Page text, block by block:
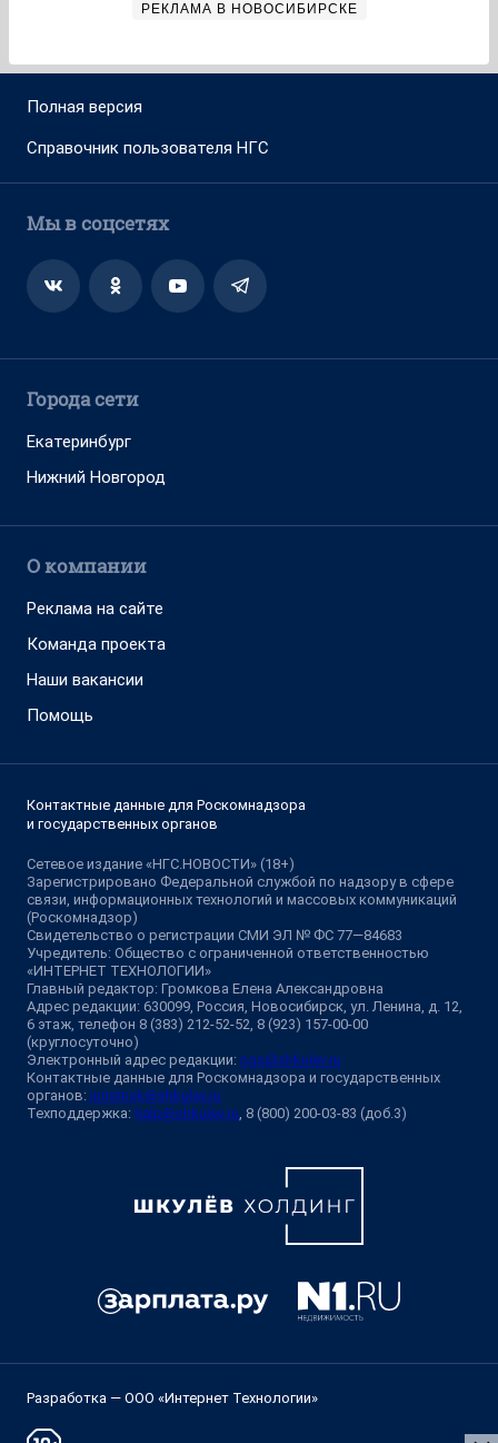
РЕКЛАМА В НОВОСИБИРСКЕ
Полная версия
Справочник пользователя НГС
Мы в соцсетях
Города сети
Екатеринбург
Нижний Новгород
О компании
Реклама на сайте
Команда проекта
Наши вакансии
Помощь
Контактные данные для Роскомнадзора
и государственных органов
Сетевое издание «НГС.НОВОСТИ» (18+)
Зарегистрировано Федеральной службой по надзору в сфере
связи, информационных технологий и массовых коммуникаций
(Роскомнадзор)
Свидетельство о регистрации СМИ ЭЛ № ФС 77—84683
Учредитель: Общество с ограниченной ответственностью
«ИНТЕРНЕТ ТЕХНОЛОГИИ»
Главный редактор: Громкова Елена Александровна
Адрес редакции: 630099, Россия, Новосибирск, ул. Ленина, д. 12,
6 этаж, телефон 8 (383) 212-52-52, 8 (923) 157-00-00
(круглосуточно)
Электронный адрес редакции: ngs@shkulev.ru
Контактные данные для Роскомнадзора и государственных
органов: juristnsk@shkulev.ru
Техподдержка: help@shkulev.ru, 8 (800) 200-03-83 (доб.3)
Разработка — ООО «Интернет Технологии»